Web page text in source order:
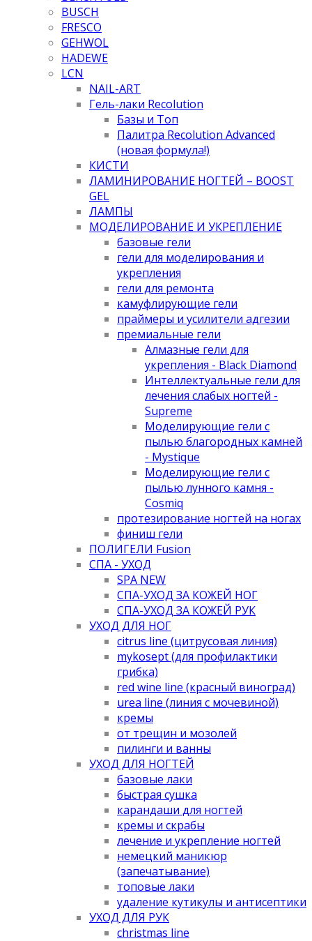
BUSCH
FRESCO
GEHWOL
HADEWE
LCN
NAIL-ART
Гель-лаки Recolution
Базы и Топ
Палитра Recolution Advanced
(новая формула!)
КИСТИ
ЛАМИНИРОВАНИЕ НОГТЕЙ – BOOST
GEL
ЛАМПЫ
МОДЕЛИРОВАНИЕ И УКРЕПЛЕНИЕ
базовые гели
гели для моделирования и
укрепления
гели для ремонта
камуфлирующие гели
праймеры и усилители адгезии
премиальные гели
Алмазные гели для
укрепления - Black Diamond
Интеллектуальные гели для
лечения слабых ногтей -
Supreme
Моделирующие гели с
пылью благородных камней
- Mystique
Моделирующие гели с
пылью лунного камня -
Cosmiq
протезирование ногтей на ногах
финиш гели
ПОЛИГЕЛИ Fusion
СПА - УХОД
SPA NEW
СПА-УХОД ЗА КОЖЕЙ НОГ
СПА-УХОД ЗА КОЖЕЙ РУК
УХОД ДЛЯ НОГ
citrus line (цитрусовая линия)
mykosept (для профилактики
грибка)
red wine line (красный виноград)
urea line (линия с мочевиной)
кремы
от трещин и мозолей
пилинги и ванны
УХОД ДЛЯ НОГТЕЙ
базовые лаки
быстрая сушка
карандаши для ногтей
кремы и скрабы
лечение и укрепление ногтей
немецкий маникюр
(запечатывание)
топовые лаки
удаление кутикулы и антисептики
УХОД ДЛЯ РУК
christmas line